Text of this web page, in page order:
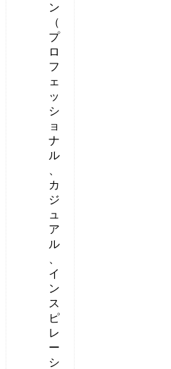
ン
（
プ
ロ
フ
ェ
ッ
シ
ョ
ナ
ル
カ
ジ
ュ
ア
ル
イ
ン
ス
ピ
レ
ー
シ